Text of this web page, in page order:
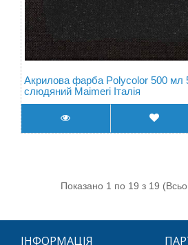
Акрилова фарба Polycolor 500 мл
слюдяний Maimeri Італія
Показано 1 по 19 з 19
ІНФОРМАЦІЯ